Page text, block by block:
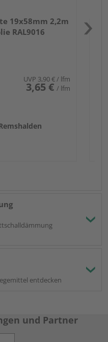
19x58mm 2,2m
RAL9016
UVP 3,90 €/ lfm
3,65 € / lfm
entdecken
und Partner